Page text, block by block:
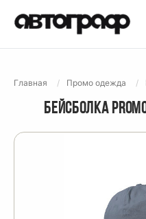
Главная Промо одежда
БЕЙСБОЛКА